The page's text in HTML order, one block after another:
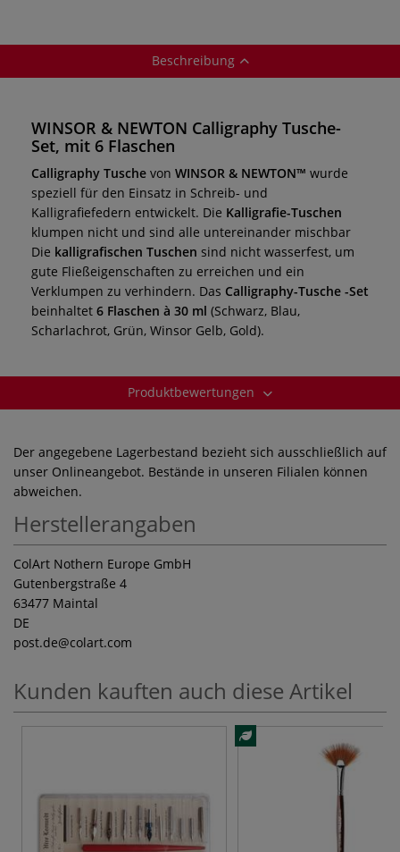
Beschreibung
WINSOR & NEWTON Calligraphy Tusche-
Set, mit 6 Flaschen
Calligraphy Tusche von WINSOR & NEWTON™ wurde
speziell für den Einsatz in Schreib- und
Kalligrafiefedern entwickelt. Die Kalligrafie-Tuschen
klumpen nicht und sind alle untereinander mischbar
Die kalligrafischen Tuschen sind nicht wasserfest, um
gute Fließeigenschaften zu erreichen und ein
Verklumpen zu verhindern. Das Calligraphy-Tusche -Set
beinhaltet 6 Flaschen à 30 ml (Schwarz, Blau,
Scharlachrot, Grün, Winsor Gelb, Gold).
Produktbewertungen
Der angegebene Lagerbestand bezieht sich ausschließlich auf
unser Onlineangebot. Bestände in unseren Filialen können
abweichen.
Herstellerangaben
ColArt Nothern Europe GmbH
Gutenbergstraße 4
63477 Maintal
DE
post.de@colart.com
Kunden kauften auch diese Artikel